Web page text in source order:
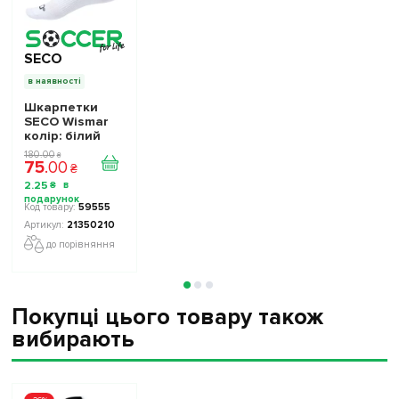
SECO
в наявності
Шкарпетки
SECO Wismar
колір: білий
180.00 ₴
75.00 ₴
2.25 ₴
59555
21350210
до порівняння
Покупці цього товару також
вибирають